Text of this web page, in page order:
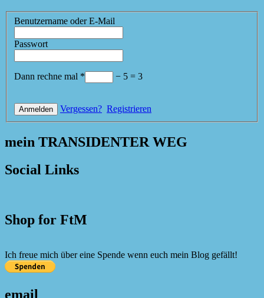
Benutzername oder E-Mail
Passwort
Dann rechne mal * − 5 = 3
Vergessen? Registrieren
mein TRANSIDENTER WEG
Social Links
Shop for FtM
Ich freue mich über eine Spende wenn euch mein Blog gefällt!
email